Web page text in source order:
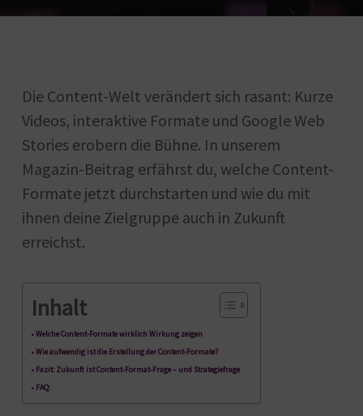
Die Content-Welt verändert sich rasant: Kurze
Videos, interaktive Formate und Google Web
Stories erobern die Bühne. In unserem
Magazin-Beitrag erfährst du, welche Content-
Formate jetzt durchstarten und wie du mit
ihnen deine Zielgruppe auch in Zukunft
erreichst.
Inhalt
Welche Content-Formate wirklich Wirkung zeigen
Wie aufwendig ist die Erstellung der Content-Formate?
Fazit: Zukunft ist Content-Format-Frage – und Strategiefrage
FAQ: